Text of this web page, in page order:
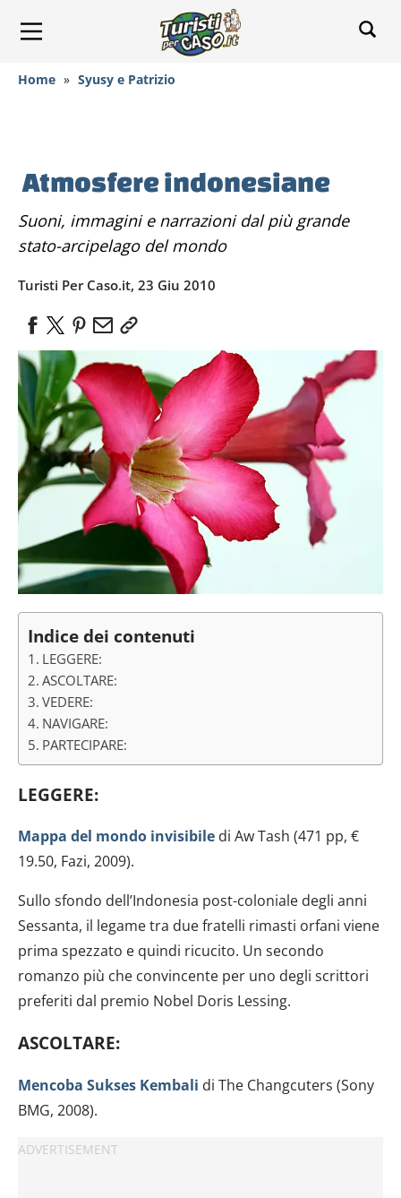
Home » Syusy e Patrizio
Atmosfere indonesiane
Suoni, immagini e narrazioni dal più grande
stato-arcipelago del mondo
Turisti Per Caso.it, 23 Giu 2010
Indice dei contenuti
LEGGERE:
ASCOLTARE:
VEDERE:
NAVIGARE:
PARTECIPARE:
LEGGERE:
Mappa del mondo invisibile di Aw Tash (471 pp, €
19.50, Fazi, 2009).
Sullo sfondo dell’Indonesia post-coloniale degli anni
Sessanta, il legame tra due fratelli rimasti orfani viene
prima spezzato e quindi ricucito. Un secondo
romanzo più che convincente per uno degli scrittori
preferiti dal premio Nobel Doris Lessing.
ASCOLTARE:
Mencoba Sukses Kembali di The Changcuters (Sony
BMG, 2008).